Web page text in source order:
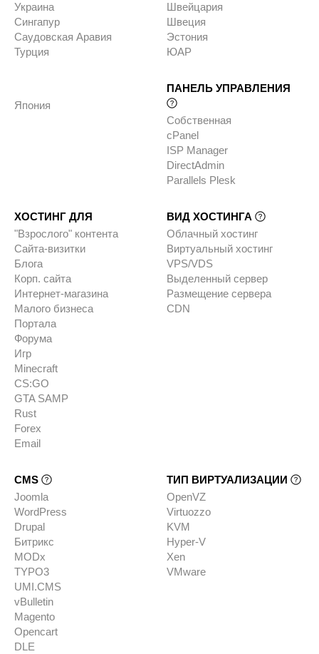
Украина
Сингапур
Саудовская Аравия
Турция
Швейцария
Швеция
Эстония
ЮАР
Япония
ПАНЕЛЬ УПРАВЛЕНИЯ
Собственная
cPanel
ISP Manager
DirectAdmin
Parallels Plesk
ХОСТИНГ ДЛЯ
"Взрослого" контента
Сайта-визитки
Блога
Корп. сайта
Интернет-магазина
Малого бизнеса
Портала
Форума
Игр
Minecraft
CS:GO
GTA SAMP
Rust
Forex
Email
ВИД ХОСТИНГА
Облачный хостинг
Виртуальный хостинг
VPS/VDS
Выделенный сервер
Размещение сервера
CDN
CMS
Joomla
WordPress
Drupal
Битрикс
MODx
TYPO3
UMI.CMS
vBulletin
Magento
Opencart
DLE
ТИП ВИРТУАЛИЗАЦИИ
OpenVZ
Virtuozzo
KVM
Hyper-V
Xen
VMware